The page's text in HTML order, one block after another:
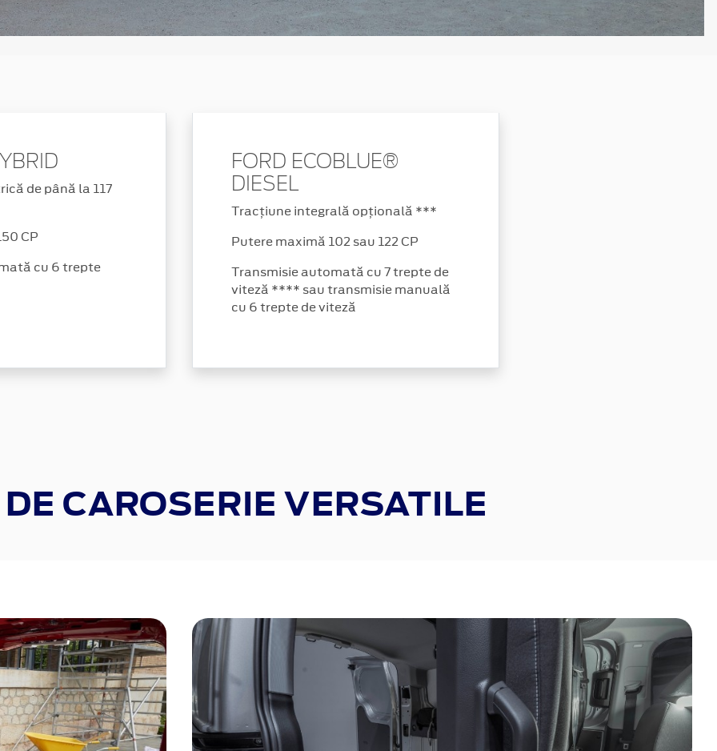
de până la 117
CP
cu 6 trepte
FORD ECOBLUE®
DIESEL
Tracțiune integrală opțională ***
Putere maximă 102 sau 122 CP
Transmisie automată cu 7 trepte de
viteză **** sau transmisie manuală
cu 6 trepte de viteză
CAROSERIE VERSATILE